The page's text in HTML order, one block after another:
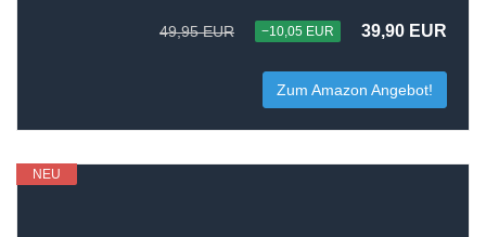
49,95 EUR −10,05 EUR 39,90 EUR
Zum Amazon Angebot!
NEU